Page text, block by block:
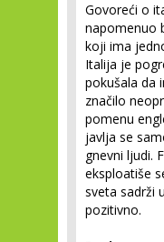
Govoreći o
napomenuo
koji ima
Italija je
pokušala da
značilo
pomenu
javlja se
gnevni ljudi.
eksploatiše
sveta sadrži
pozitivno.